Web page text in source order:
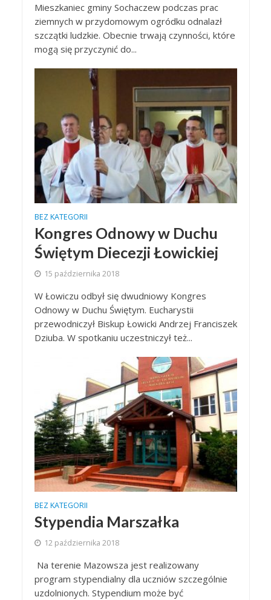
Mieszkaniec gminy Sochaczew podczas prac
ziemnych w przydomowym ogródku odnalazł
szczątki ludzkie. Obecnie trwają czynności, które
mogą się przyczynić do...
BEZ KATEGORII
Kongres Odnowy w Duchu
Świętym Diecezji Łowickiej
15 października 2018
W Łowiczu odbył się dwudniowy Kongres
Odnowy w Duchu Świętym. Eucharystii
przewodniczył Biskup Łowicki Andrzej Franciszek
Dziuba. W spotkaniu uczestniczył też...
BEZ KATEGORII
Stypendia Marszałka
12 października 2018
Na terenie Mazowsza jest realizowany
program stypendialny dla uczniów szczególnie
uzdolnionych. Stypendium może być